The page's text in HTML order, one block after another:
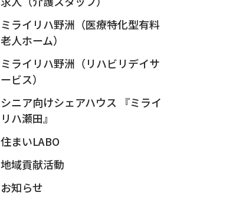
ミライリハ野洲（医療特化型有料
老人ホーム）
ミライリハ野洲（リハビリデイサ
ービス）
シニア向けシェアハウス 『ミライ
リハ瀬田』
住まいLABO
地域貢献活動
お知らせ